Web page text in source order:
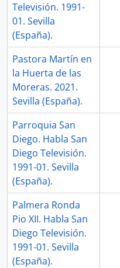
Televisión. 1991-
01. Sevilla
(España).
Pastora Martín en
la Huerta de las
Moreras. 2021.
Sevilla (España).
Parroquia San
Diego. Habla San
Diego Televisión.
1991-01. Sevilla
(España).
Palmera Ronda
Pio XII. Habla San
Diego Televisión.
1991-01. Sevilla
(España).